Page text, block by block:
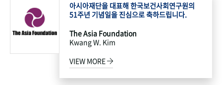
아시아재단을 대표해 한국보건사회연구원의
51주년 기념일을 진심으로 축하드립니다.
The Asia Foundation
Kwang W. Kim
VIEW MORE